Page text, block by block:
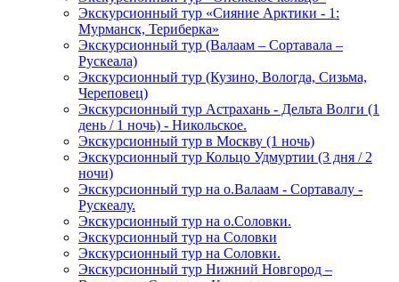
Экскурсионный тур «Сияние Арктики - 1:
Мурманск, Териберка»
Экскурсионный тур (Валаам – Сортавала –
Рускеала)
Экскурсионный тур (Кузино, Вологда, Сизьма,
Череповец)
Экскурсионный тур Астрахань - Дельта Волги (1
день / 1 ночь) - Никольское.
Экскурсионный тур в Москву (1 ночь)
Экскурсионный тур Кольцо Удмуртии (3 дня / 2
ночи)
Экскурсионный тур на о.Валаам - Сортавалу -
Рускеалу.
Экскурсионный тур на о.Соловки.
Экскурсионный тур на Соловки
Экскурсионный тур на Соловки.
Экскурсионный тур Нижний Новгород –